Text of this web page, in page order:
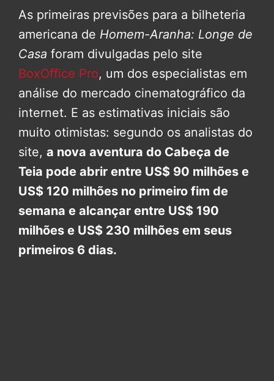
As primeiras previsões para a bilheteria
americana de Homem-Aranha: Longe de
Casa foram divulgadas pelo site
BoxOffice Pro, um dos especialistas em
análise do mercado cinematográfico da
internet. E as estimativas iniciais são
muito otimistas: segundo os analistas do
site, a nova aventura do Cabeça de
Teia pode abrir entre US$ 90 milhões e
US$ 120 milhões no primeiro fim de
semana e alcançar entre US$ 190
milhões e US$ 230 milhões em seus
primeiros 6 dias.